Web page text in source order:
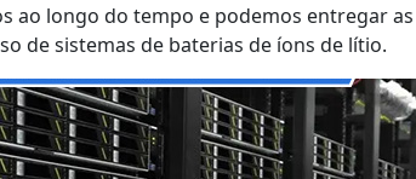
ao longo do tempo e podemos entregar
de sistemas de baterias de íons de lítio.